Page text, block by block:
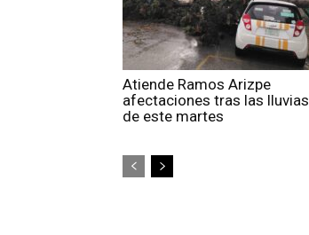
Atiende Ramos Arizpe
afectaciones tras las lluvias
de este martes